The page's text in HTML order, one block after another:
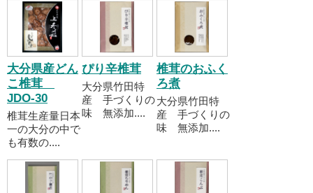
大分県産どん
こ椎茸
JDO-30
椎茸生産量日本
一の大分の中で
も有数の....
ぴり辛椎茸
大分県竹田特
産 手づくりの
味 無添加....
椎茸のおふく
ろ煮
大分県竹田特
産 手づくりの
味 無添加....